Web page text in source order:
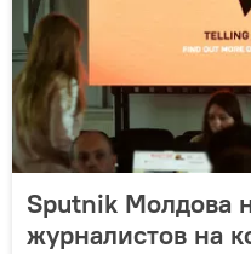
Sputnik Молдова
журналистов на